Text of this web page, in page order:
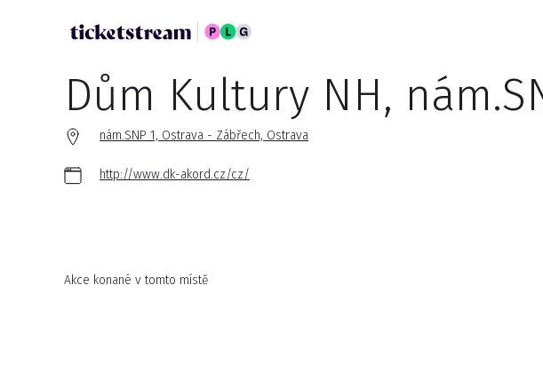
Dům Kultury NH,
nám.SNP 1, Ostrava - Zábřech, Ostrava
http://www.dk-akord.cz/cz/
Akce konané v tomto místě